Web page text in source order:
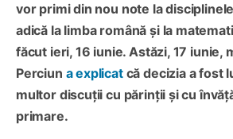
vor primi din nou note la
adică la limba română și la
făcut ieri, 16 iunie. Astăzi, 17 iunie,
Perciun a explicatcă decizia a fost
multor discuții cu părinții și cu
primare.